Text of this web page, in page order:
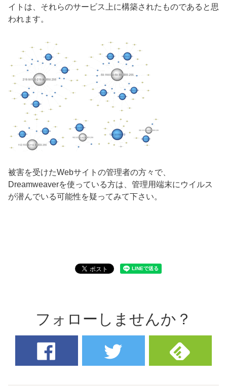
イトは、それらのサービス上に構築されたものであると思
われます。
被害を受けたWebサイトの管理者の方々で、
Dreamweaverを使っている方は、管理用端末にウイルス
が潜んでいる可能性を疑ってみて下さい。
フォローしませんか？